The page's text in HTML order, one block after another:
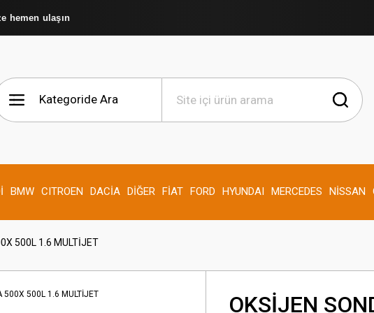
hemen ulaşın
BMW CITROEN DACİA DİĞER FİAT FORD HYUNDAI MERCEDES NİSSAN
500L 1.6 MULTİJET
OKSİJEN